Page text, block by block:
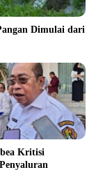
Dimulai dari
Kritisi